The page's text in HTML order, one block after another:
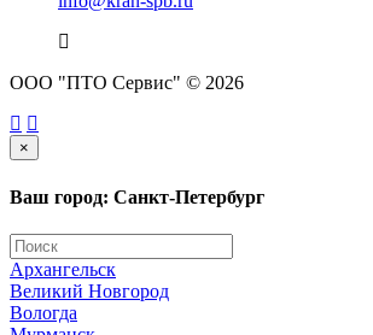
ООО "ПТО Сервис" © 2026
×
Ваш город: Санкт-Петербург
Архангельск
Великий Новгород
Вологда